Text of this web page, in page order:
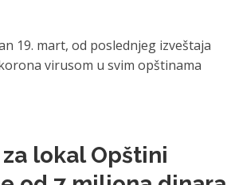
19. mart, od poslednjeg izveštaja
virusom u svim opštinama
lokal Opštini